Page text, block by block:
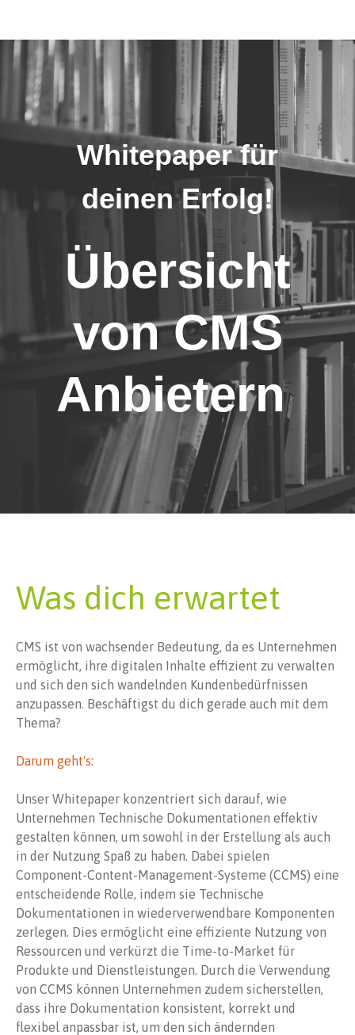
Whitepaper für
deinen Erfolg!
Übersicht
von CMS
Anbietern
Was dich erwartet
CMS ist von wachsender Bedeutung, da es Unternehmen
ermöglicht, ihre digitalen Inhalte effizient zu verwalten
und sich den sich wandelnden Kundenbedürfnissen
anzupassen. Beschäftigst du dich gerade auch mit dem
Thema?
Darum geht's:
Unser Whitepaper konzentriert sich darauf, wie
Unternehmen Technische Dokumentationen effektiv
gestalten können, um sowohl in der Erstellung als auch
in der Nutzung Spaß zu haben. Dabei spielen
Component-Content-Management-Systeme (CCMS) eine
entscheidende Rolle, indem sie Technische
Dokumentationen in wiederverwendbare Komponenten
zerlegen. Dies ermöglicht eine effiziente Nutzung von
Ressourcen und verkürzt die Time-to-Market für
Produkte und Dienstleistungen. Durch die Verwendung
von CCMS können Unternehmen zudem sicherstellen,
dass ihre Dokumentation konsistent, korrekt und
flexibel anpassbar ist, um den sich ändernden